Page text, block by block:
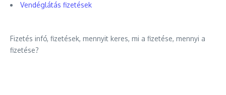
Vendéglátás fizetések
Fizetés infó, fizetések, mennyit keres, mi a fizetése, mennyi a
fizetése?